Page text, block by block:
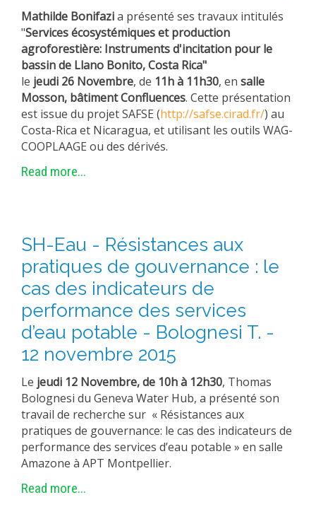
Mathilde Bonifazia présenté ses travaux intitulés
"Services écosystémiques et production
agroforestière: Instruments d'incitation pour le
bassin de Llano Bonito, Costa Rica"
le jeudi 26 Novembre, de 11h à 11h30, en salle
Mosson, bâtiment Confluences. Cette présentation
est issue du projet SAFSE (http://safse.cirad.fr/) au
Costa-Rica et Nicaragua, et utilisant les outils WAG-
COOPLAAGE ou des dérivés.
Read more...
SH-Eau - Résistances aux
pratiques de gouvernance : le
cas des indicateurs de
performance des services
d’eau potable - Bolognesi T. -
12 novembre 2015
Le jeudi 12 Novembre, de 10h à 12h30, Thomas
Bolognesi du Geneva Water Hub, a présenté son
travail de recherche sur « Résistances aux
pratiques de gouvernance: le cas des indicateurs de
performance des services d’eau potable » en salle
Amazone à APT Montpellier.
Read more...